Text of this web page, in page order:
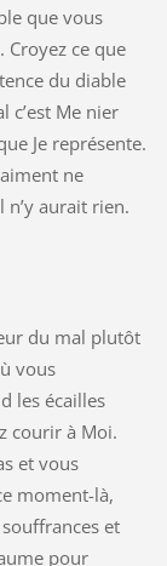
que vous
Croyez ce que
du diable
c’est Me nier
Je représente.
ne
n’y aurait rien.
du mal plutôt
vous
les écailles
courir à Moi.
et vous
moment-là,
et
pour